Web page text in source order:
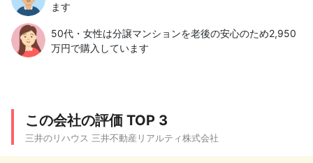
ます
50代・女性は分譲マンションを老後の安心のため2,950
万円で購入しています
この会社の評価 TOP 3
三井のリハウス 三井不動産リアルティ株式会社